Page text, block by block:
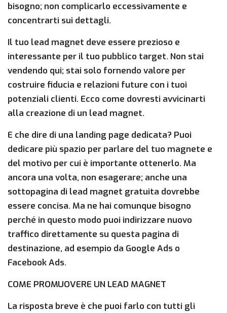
bisogno; non complicarlo eccessivamente e
concentrarti sui dettagli.
Il tuo lead magnet deve essere prezioso e
interessante per il tuo pubblico target. Non stai
vendendo qui; stai solo fornendo valore per
costruire fiducia e relazioni future con i tuoi
potenziali clienti. Ecco come dovresti avvicinarti
alla creazione di un lead magnet.
E che dire di una landing page dedicata? Puoi
dedicare più spazio per parlare del tuo magnete e
del motivo per cui è importante ottenerlo. Ma
ancora una volta, non esagerare; anche una
sottopagina di lead magnet gratuita dovrebbe
essere concisa. Ma ne hai comunque bisogno
perché in questo modo puoi indirizzare nuovo
traffico direttamente su questa pagina di
destinazione, ad esempio da Google Ads o
Facebook Ads.
COME PROMUOVERE UN LEAD MAGNET
La risposta breve è che puoi farlo con tutti gli